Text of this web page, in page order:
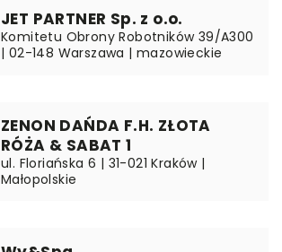
JET PARTNER Sp. z o.o.
Komitetu Obrony Robotników 39/A300
| 02-148 Warszawa | mazowieckie
ZENON DAŃDA F.H. ZŁOTA
RÓŻA & SABAT 1
ul. Floriańska 6 | 31-021 Kraków |
Małopolskie